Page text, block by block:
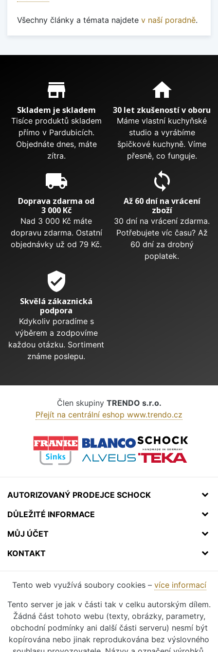
Všechny články a témata najdete v naší poradně.
Proč nakupovat u nás?
store_mall_directory
Skladem je skladem
Tisíce produktů skladem
přímo v Pardubicích.
Objednáte dnes, máte
zítra.
home
30 let zkušeností v oboru
Máme vlastní kuchyňské
studio a vyrábíme
špičkové kuchyně. Víme
přesně, co funguje.
local_shipping
Doprava zdarma od
3 000 Kč
Nad 3 000 Kč máte
dopravu zdarma. Ostatní
objednávky už od 79 Kč.
sync
Až 60 dní na vrácení
zboží
30 dní na vrácení zdarma.
Potřebujete víc času? Až
60 dní za drobný
poplatek.
verified_user
Skvělá zákaznická
podpora
Kdykoliv poradíme s
výběrem a zodpovíme
každou otázku. Sortiment
známe poslepu.
Člen skupiny TRENDO s.r.o.
Přejít na centrální eshop www.trendo.cz
AUTORIZOVANÝ PRODEJCE SCHOCK
DŮLEŽITÉ INFORMACE
MŮJ ÚČET
KONTAKT
Tento web využívá soubory cookies – více informací
Tento server je jak v části tak v celku autorským dílem.
Žádná část tohoto webu (texty, obrázky, parametry,
obchodní podmínky ani další části serveru) nesmí být
kopírována nebo jinak reprodukována bez výslovného